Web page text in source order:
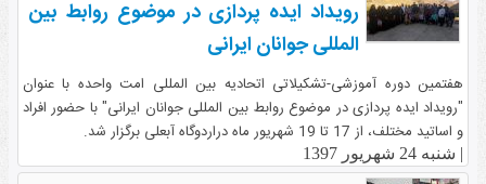
رویداد ایده پردازی در موضوع روابط بین
المللی جوانان ایرانی
هفتمین دوره آموزشی-تشکیلاتی اتحادیه بین المللی امت واحده با عنوان
"رویداد ایده پردازی در موضوع روابط بین المللی جوانان ایرانی" با حضور افراد
و اساتید مختلف، از 17 تا 19 شهریور ماه دراردوگاه آبعلی برگزار شد.
| شنبه 24 شهریور 1397